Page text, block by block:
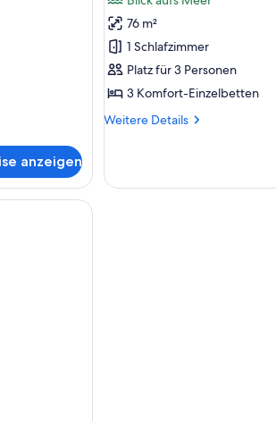
anzeigen
Meerblick
anzeigen
76 m²
1 Schlafzimmer
Platz für 3 Personen
3 Komfort-Einzelbetten
Weitere Details
Weitere
Meerblick
einem Strand.
mit Pool, Liegestühlen und Sonnenschirmen.